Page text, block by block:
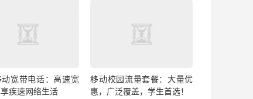
宽带电话：高速宽
疾速网络生活
移动校园流量套餐：大量优
惠，广泛覆盖，学生首选！